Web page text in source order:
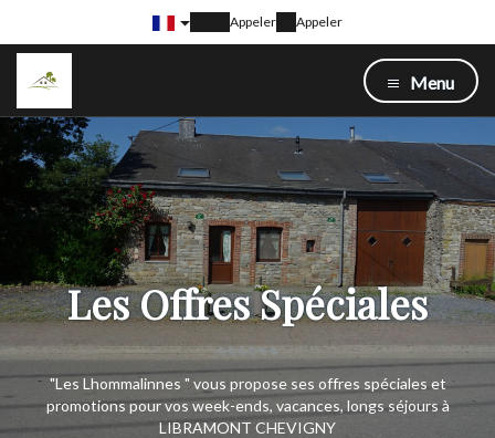
Appeler Appeler
Menu
Les Offres Spéciales
"Les Lhommalinnes " vous propose ses offres spéciales et
promotions pour vos week-ends, vacances, longs séjours à
LIBRAMONT CHEVIGNY